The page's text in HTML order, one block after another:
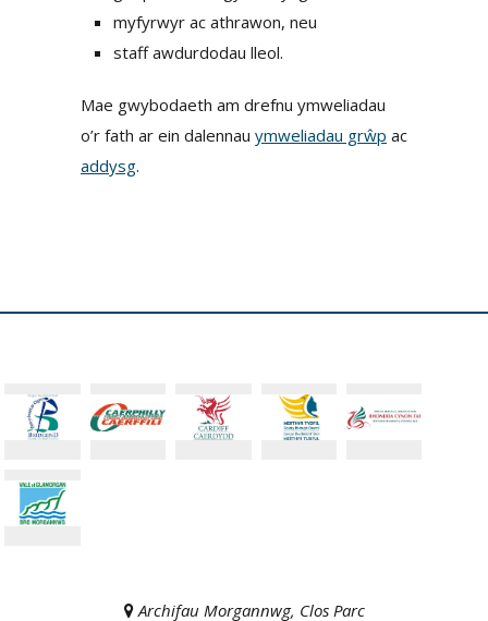
myfyrwyr ac athrawon, neu
staff awdurdodau lleol.
Mae gwybodaeth am drefnu ymweliadau
o’r fath ar ein dalennau ymweliadau grŵp ac
addysg.
Archifau Morgannwg, Clos Parc